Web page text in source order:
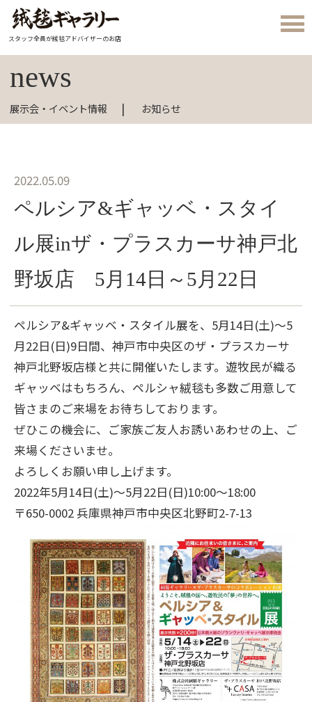
スタッフ全員が絨毯アドバイザーのお店
news
展示会・イベント情報 お知らせ
2022.05.09
ペルシア&ギャッベ・スタイ
ル展inザ・プラスカーサ神戸北
野坂店 5月14日～5月22日
ペルシア&ギャッベ・スタイル展を、5月14日(土)～5
月22日(日)9日間、神戸市中央区のザ・プラスカーサ
神戸北野坂店様と共に開催いたします。遊牧民が織る
ギャッベはもちろん、ペルシャ絨毯も多数ご用意して
皆さまのご来場をお待ちしております。
ぜひこの機会に、ご家族ご友人お誘いあわせの上、ご
来場くださいませ。
よろしくお願い申し上げます。
2022年5月14日(土)～5月22日(日)10:00～18:00
〒650-0002 兵庫県神戸市中央区北野町2-7-13